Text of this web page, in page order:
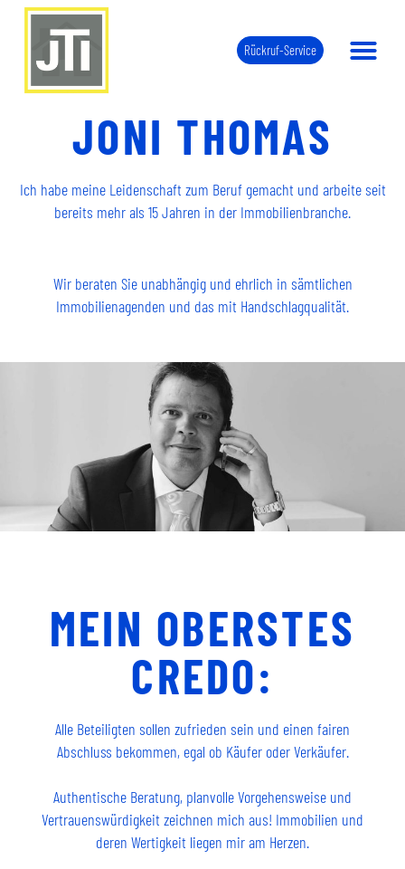
Rückruf-Service
JONI THOMAS
Ich habe meine Leidenschaft zum Beruf gemacht und arbeite seit
bereits mehr als 15 Jahren in der Immobilienbranche.
Wir beraten Sie unabhängig und ehrlich in sämtlichen
Immobilienagenden und das mit Handschlagqualität.
MEIN OBERSTES
CREDO:
Alle Beteiligten sollen zufrieden sein und einen fairen
Abschluss bekommen, egal ob Käufer oder Verkäufer.
Authentische Beratung, planvolle Vorgehensweise und
Vertrauenswürdigkeit zeichnen mich aus! Immobilien und
deren Wertigkeit liegen mir am Herzen.